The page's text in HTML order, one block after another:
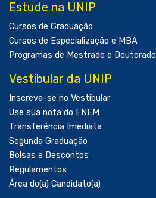
Estude na UNIP
Cursos de Graduação
Cursos de Especialização e MBA
Programas de Mestrado e Doutorado
Vestibular da UNIP
Inscreva-se no Vestibular
Use sua nota do ENEM
Transferência Imediata
Segunda Graduação
Bolsas e Descontos
Regulamentos
Área do(a) Candidato(a)